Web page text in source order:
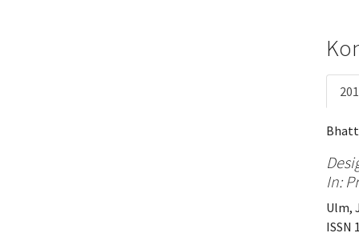
In:
Ulm,
ISSN